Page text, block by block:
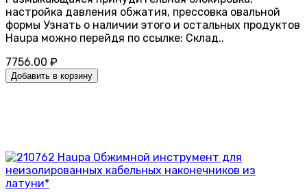
настройка давления обжатия, прессовка овальной
формы Узнать о наличии этого и остальных продуктов
Haupa можно перейдя по ссылке: Склад..
7756.00 ₽
Добавить в корзину